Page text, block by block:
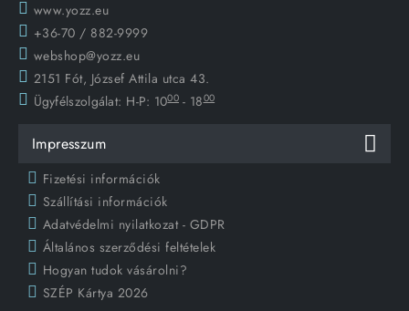
www.yozz.eu
+36-70 / 882-9999
webshop@yozz.eu
2151 Fót, József Attila utca 43.
Ügyfélszolgálat: H-P: 1000 - 1800
Impresszum
Fizetési információk
Szállítási információk
Adatvédelmi nyilatkozat - GDPR
Általános szerződési feltételek
Hogyan tudok vásárolni?
SZÉP Kártya 2026